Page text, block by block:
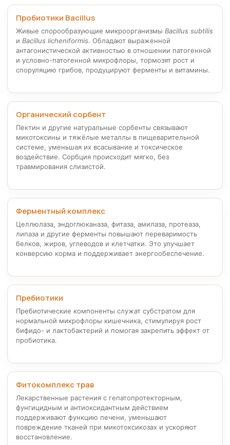
Пробиотики Bacillus
Живые спорообразующие микроорганизмы Bacillus subtilis
и Bacillus licheniformis. Обладают выраженной
антагонистической активностью в отношении патогенной
и условно-патогенной микрофлоры, тормозят рост и
споруляцию грибов, продуцируют ферменты и витамины.
Органический сорбент
Пектин и другие натуральные сорбенты связывают
микотоксины и тяжёлые металлы в пищеварительной
системе, уменьшая их всасывание и токсическое
воздействие. Сорбция происходит мягко, без
травмирования слизистой.
Ферментный комплекс
Целлюлаза, эндоглюканаза, фитаза, амилаза, протеаза,
липаза и другие ферменты повышают переваримость
белков, жиров, углеводов и клетчатки. Это улучшает
конверсию корма и поддерживает энергообеспечение.
Пребиотики
Пребиотические компоненты служат субстратом для
нормальной микрофлоры кишечника, стимулируя рост
бифидо- и лактобактерий и помогая закрепить эффект от
пробиотика.
Фитокомплекс трав
Лекарственные растения с гепатопротекторным,
фунгицидным и антиоксидантным действием
поддерживают функцию печени, уменьшают
повреждение тканей при микотоксикозах и ускоряют
восстановление.